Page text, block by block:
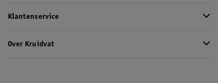
Klantenservice
Over Kruidvat